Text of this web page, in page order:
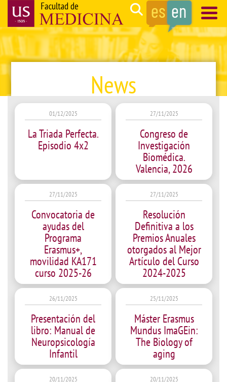
main
content
Search
Navegación
principal
News
01/12/2025
La Triada Perfecta.
Episodio 4x2
27/11/2025
Congreso de
Investigación
Biomédica.
Valencia, 2026
27/11/2025
Convocatoria de
ayudas del
Programa
Erasmus+,
movilidad KA171
curso 2025-26
27/11/2025
Resolución
Definitiva a los
Premios Anuales
otorgados al Mejor
Artículo del Curso
2024-2025
26/11/2025
Presentación del
libro: Manual de
Neuropsicología
Infantil
25/11/2025
Máster Erasmus
Mundus ImaGEin:
The Biology of
aging
20/11/2025 20/11/2025